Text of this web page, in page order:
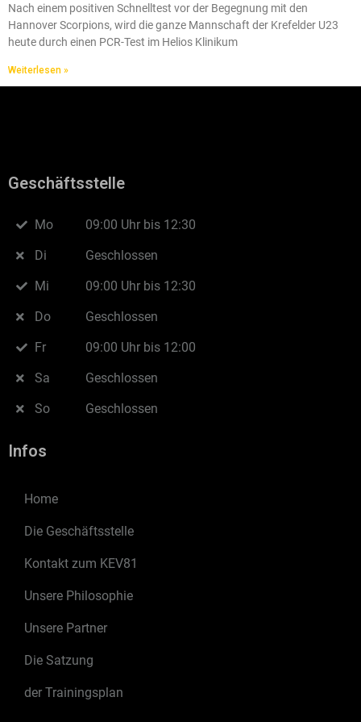
Nach einem positiven Schnelltest vor der Begegnung mit den
Hannover Scorpions, wird die ganze Mannschaft der Krefelder U23
heute durch einen PCR-Test im Helios Klinikum
Weiterlesen »
Geschäftsstelle
Mo
Di
Mi
Do
Fr
Sa
So
09:00 Uhr bis 12:30
Geschlossen
09:00 Uhr bis 12:30
Geschlossen
09:00 Uhr bis 12:00
Geschlossen
Geschlossen
Infos
Home
Die Geschäftsstelle
Kontakt zum KEV81
Unsere Philosophie
Unsere Partner
Die Satzung
der Trainingsplan